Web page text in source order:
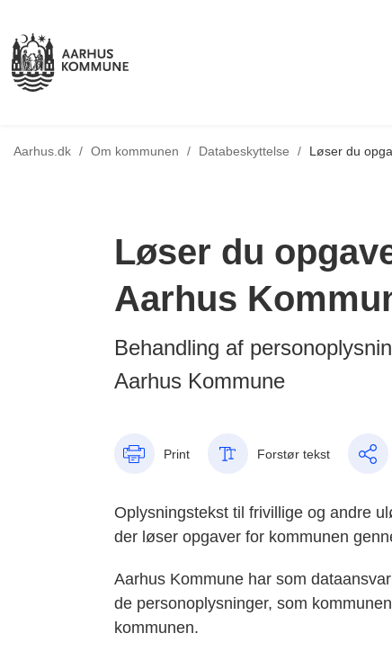
Aarhus.dk / Om kommunen / Tilbage til
Databeskyttelse / Løser du
Løser du
Aarhus
Behandling af
Aarhus Kommune
Print Forstør tekst
Oplysningstekst til frivillige og andre
der løser opgaver for kommunen
Aarhus Kommune har som
de personoplysninger, som
kommunen.